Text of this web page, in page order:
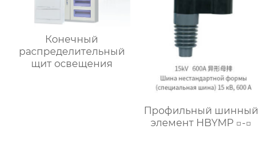
Конечный
распределительный
щит освещения
Профильный шинный
элемент HBYMP □-□